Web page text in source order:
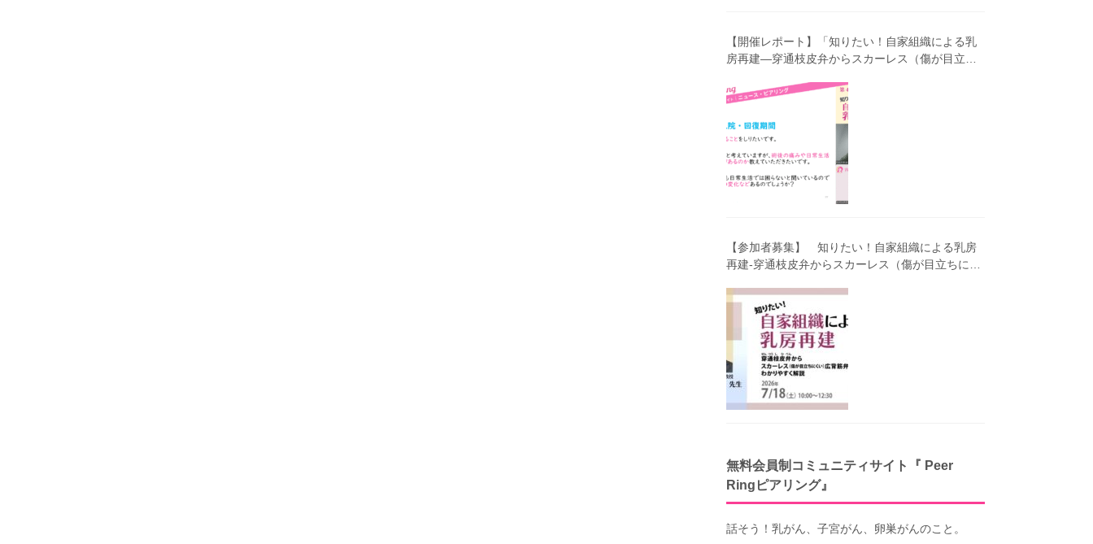
【開催レポート】「知りたい！自家組織による乳
房再建―穿通枝皮弁からスカーレス（傷が目立ち
40回笑顔塾）
【参加者募集】 知りたい！自家組織による乳房
再建-穿通枝皮弁からスカーレス（傷が目立ちにく
塾）
無料会員制コミュニティサイト『 Peer
Ringピアリング』
話そう！乳がん、子宮がん、卵巣がんのこと。